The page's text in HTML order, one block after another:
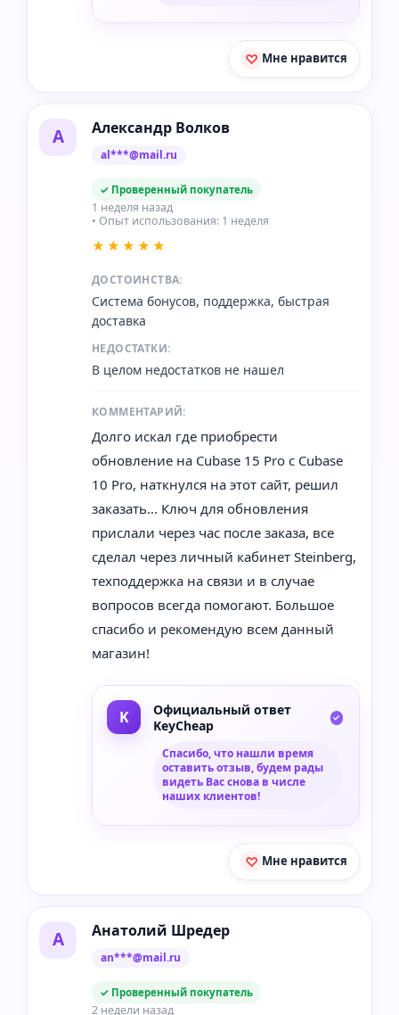
Мне нравится
А Александр Волков
al***@mail.ru
✓ Проверенный покупатель
1 неделя назад
• Опыт использования: 1 неделя
★★★★★
ДОСТОИНСТВА:
Система бонусов, поддержка, быстрая
доставка
НЕДОСТАТКИ:
В целом недостатков не нашел
КОММЕНТАРИЙ:
Долго искал где приобрести
обновление на Cubase 15 Pro с Cubase
10 Pro, наткнулся на этот сайт, решил
заказать... Ключ для обновления
прислали через час после заказа, все
сделал через личный кабинет Steinberg,
техподдержка на связи и в случае
вопросов всегда помогают. Большое
спасибо и рекомендую всем данный
магазин!
Официальный ответ
KeyCheap
Спасибо, что нашли время
оставить отзыв, будем рады
видеть Вас снова в числе
наших клиентов!
Мне нравится
А Анатолий Шредер
an***@mail.ru
✓ Проверенный покупатель
2 недели назад